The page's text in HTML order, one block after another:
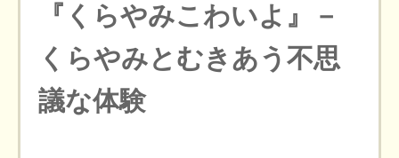
『くらやみこわいよ』－
くらやみとむきあう不思
議な体験